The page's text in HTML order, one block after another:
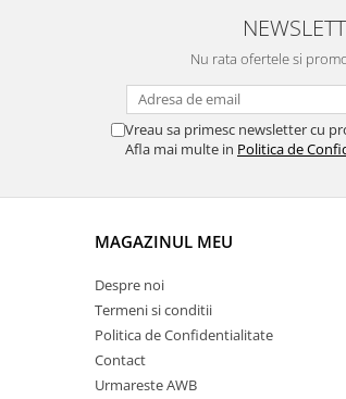
Nu rata ofertele si
Vreau sa primesc newsletter cu
Afla mai multe in Politica de
MAGAZINUL MEU
Despre noi
Termeni si conditii
Politica de Confidentialitate
Contact
Urmareste AWB